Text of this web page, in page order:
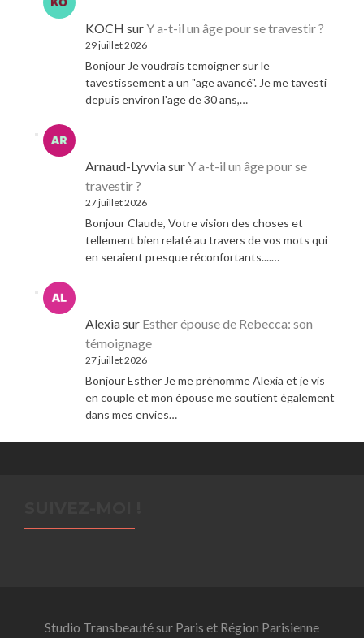
KOCH surY a-t-il un âge pour se travestir ?
29 juillet 2026
Bonjour Je voudrais temoigner sur le
tavestissement a un "age avancé". Je me tavesti
depuis environ l'age de 30 ans,…
Arnaud-LyvviasurY a-t-il un âge pour se
travestir ?
27 juillet 2026
Bonjour Claude, Votre vision des choses et
tellement bien relaté au travers de vos mots qui
en seraient presque réconfortants....…
Alexiasur Esther épouse de Rebecca: son
témoignage
27 juillet 2026
Bonjour Esther Je me prénomme Alexia et je vis
en couple et mon épouse me soutient également
dans mes envies…
Studio Transbeauté sur Paris et Région Parisienne